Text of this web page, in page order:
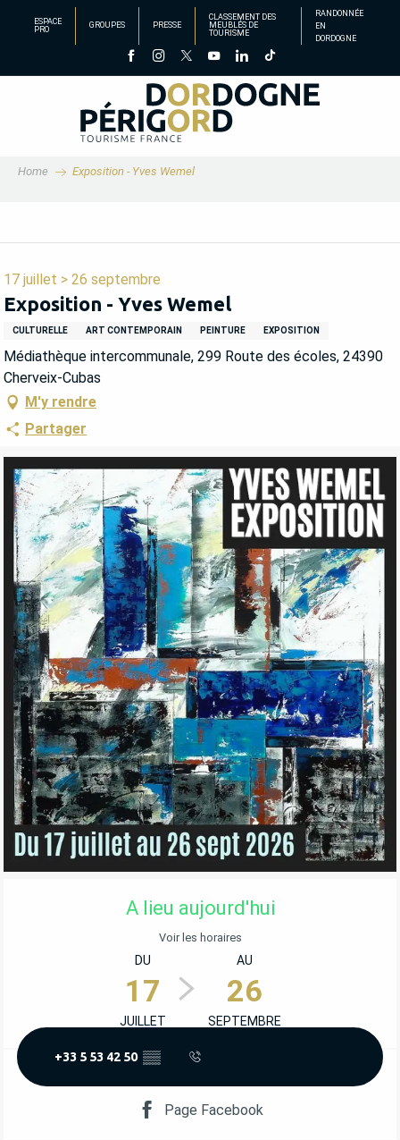
principal
ESPACE
PRO
GROUPES PRESSE
CLASSEMENT DES
MEUBLÉS DE
TOURISME
RANDONNÉE
EN
DORDOGNE
Home Exposition - Yves Wemel
17 juillet > 26 septembre
Exposition - Yves Wemel
CULTURELLE ART CONTEMPORAIN PEINTURE EXPOSITION
Médiathèque intercommunale, 299 Route des écoles, 24390
Cherveix-Cubas
M'y rendre
Partager
OUVERTURE ET COORDONNÉES
A lieu aujourd'hui
Voir les horaires
DU
17
JUILLET
AU
26
SEPTEMBRE
+33 5 53 42 50 ▒▒
Page Facebook